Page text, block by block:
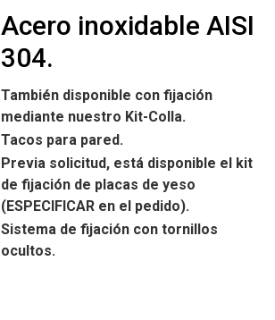
Acero inoxidable AISI
304.
También disponible con fijación
mediante nuestro Kit-Colla.
Tacos para pared.
Previa solicitud, está disponible el kit
de fijación de placas de yeso
(ESPECIFICAR en el pedido).
Sistema de fijación con tornillos
ocultos.